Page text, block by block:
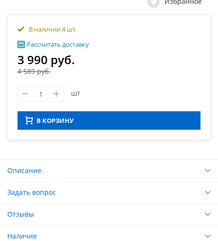
В наличии 4 шт.
Рассчитать доставку
3 990 руб.
4 589 руб.
шт
В КОРЗИНУ
Описание
Задать вопрос
Отзывы
Наличие